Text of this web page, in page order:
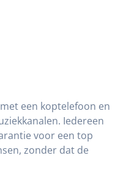
een koptelefoon en
Iedereen
voor een top
zonder dat de